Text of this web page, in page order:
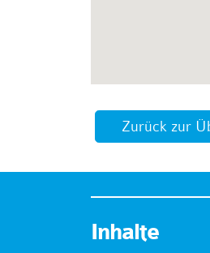
Zurück zur
Inhalte